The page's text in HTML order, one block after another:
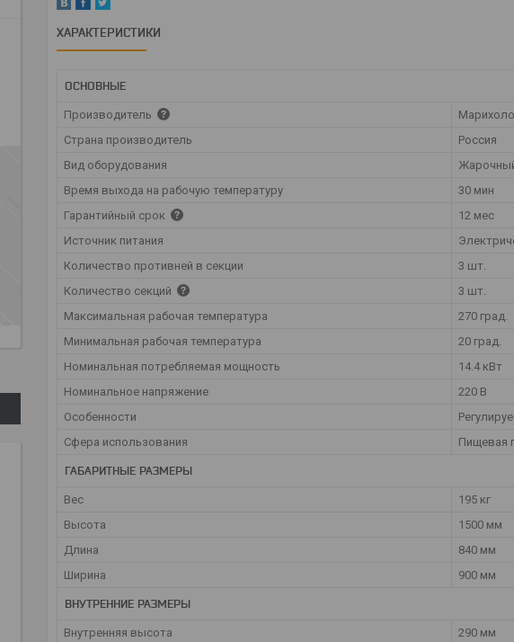
ХАРАКТЕРИСТИКИ
ОСНОВНЫЕ
Производитель
Страна производитель
Россия
Вид оборудования
Время выхода на рабочую температуру
30 мин
Гарантийный срок
12 мес
Источник питания
Количество противней в секции
3 шт.
Количество секций
3 шт.
Максимальная рабочая температура
270 град.
Минимальная рабочая температура
20 град.
Номинальная потребляемая мощность
14.4 кВт
Номинальное напряжение
220 В
Особенности
Сфера использования
Пищевая
ГАБАРИТНЫЕ РАЗМЕРЫ
Вес
195 кг
Высота
1500 мм
Длина
840 мм
Ширина
900 мм
ВНУТРЕННИЕ РАЗМЕРЫ
Внутренняя высота
290 мм